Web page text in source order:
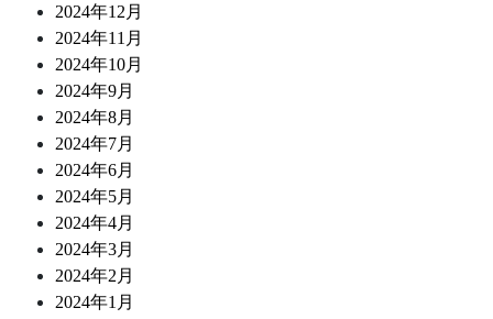
2024年12月
2024年11月
2024年10月
2024年9月
2024年8月
2024年7月
2024年6月
2024年5月
2024年4月
2024年3月
2024年2月
2024年1月